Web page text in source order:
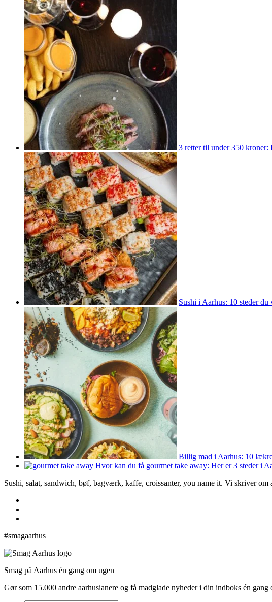
3 retter til under 350 kroner:
Sushi i Aarhus: 10 steder
Billig mad i Aarhus: 10
Hvor kan du få gourmet take away: Her er 3 steder i
Sushi, salat, sandwich, bøf, bagværk, kaffe, croissanter, you name it. Vi skriver
#smagaarhus
Smag på Aarhus én gang om ugen
Gør som 15.000 andre aarhusianere og få madglade nyheder i din indboks én gang